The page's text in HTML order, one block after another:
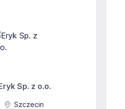
Sp. z o.o.
Szczecin